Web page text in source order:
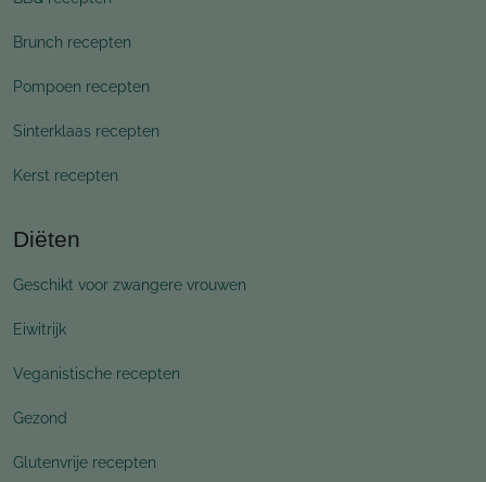
Brunch recepten
Pompoen recepten
Sinterklaas recepten
Kerst recepten
Diëten
Geschikt voor zwangere vrouwen
Eiwitrijk
Veganistische recepten
Gezond
Glutenvrije recepten